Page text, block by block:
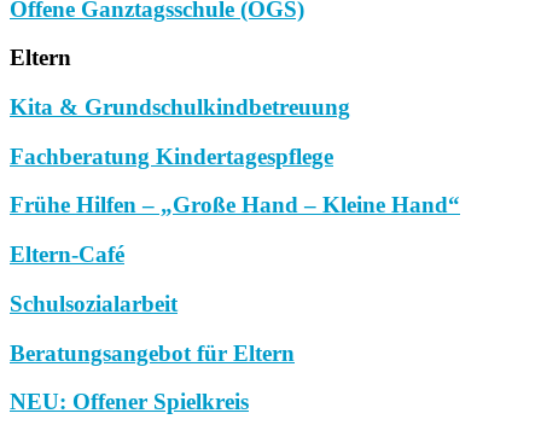
Offene Ganztagsschule (OGS)
Eltern
Kita & Grundschulkindbetreuung
Fachberatung Kindertagespflege
Frühe Hilfen – „Große Hand – Kleine Hand“
Eltern-Café
Schulsozialarbeit
Beratungsangebot für Eltern
NEU: Offener Spielkreis